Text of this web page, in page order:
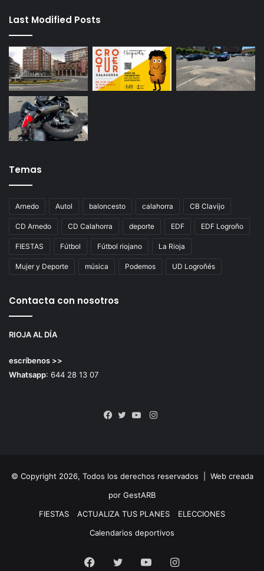
Last Modified Posts
Temas
Arnedo Autol baloncesto calahorra CB Clavijo
CD Arnedo CD Calahorra deporte EDF EDF Logroño
FIESTAS Fútbol Fútbol riojano La Rioja
Mujer y Deporte música Podemos UD Logroñés
Contacta con nosotros
RIOJA AL DÍA
escríbenos >>
Whatsapp: 644 28 13 07
Instagram
© Copyright 2026, Todos los derechos reservados | Web creada
por GestARB
FIESTAS
ACTUALIZA TUS PLANES
ELECCIONES
Calendarios deportivos
Facebook
Twitter YouTubeInstagram